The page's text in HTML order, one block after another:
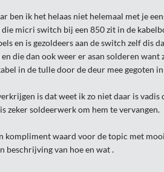
ben ik het helaas niet helemaal met je
micri switch bij een 850 zit in de
en is gezoldeers aan de switch zelf dis
die dan ook weer er asan solderen want
in de tulle door de deur mee gegoten
is dat weet ik zo niet daar is vadis
zeker soldeerwerk om hem te vervangen.
kompliment waard voor de topic met
beschrijving van hoe en wat .